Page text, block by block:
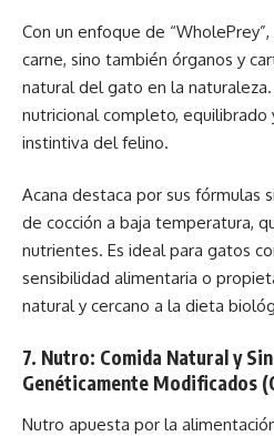
Con un enfoque de
carne, sino también órganos y
natural del gato en la
nutricional completo, equilibrado
instintiva del felino.
Acana destaca por sus fórmulas
de cocción a baja temperatura,
nutrientes. Es ideal para gatos
sensibilidad alimentaria o
natural y cercano a la dieta
7. Nutro: Comida Natural y
Genéticamente Modificados
Nutro apuesta por la